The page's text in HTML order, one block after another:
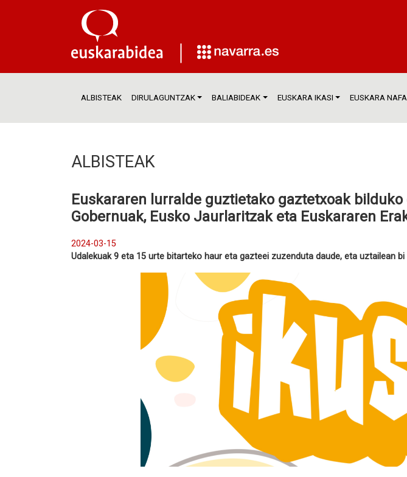
ALBISTEAK DIRULAGUNTZAK BALIABIDEAK EUSKARA IKASI EUSKARA
ALBISTEAK
Euskararen lurralde guztietako gaztetxoak
Gobernuak, Eusko Jaurlaritzak eta Euskararen
2024-03-15
Udalekuak 9 eta 15 urte bitarteko haur eta gazteei zuzenduta daude, eta uztailean